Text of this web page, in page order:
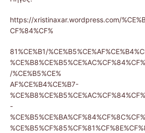
https://xristinaxar.wordpress.com/
CF%84%CF%
81%CE%B1/
/%CE%B5%CE%
AF%CE%B4%CE%B7-
-